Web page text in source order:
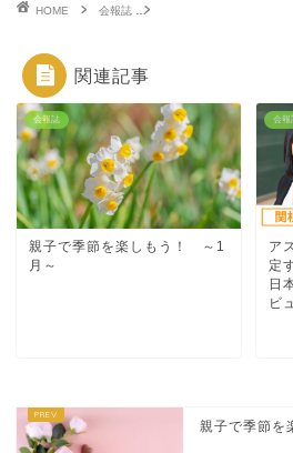
HOME 会報誌
関連記事
会報誌
親子で季節を楽しもう！ ～1
月～
会報
ア
定
日
ビ
親子で季節